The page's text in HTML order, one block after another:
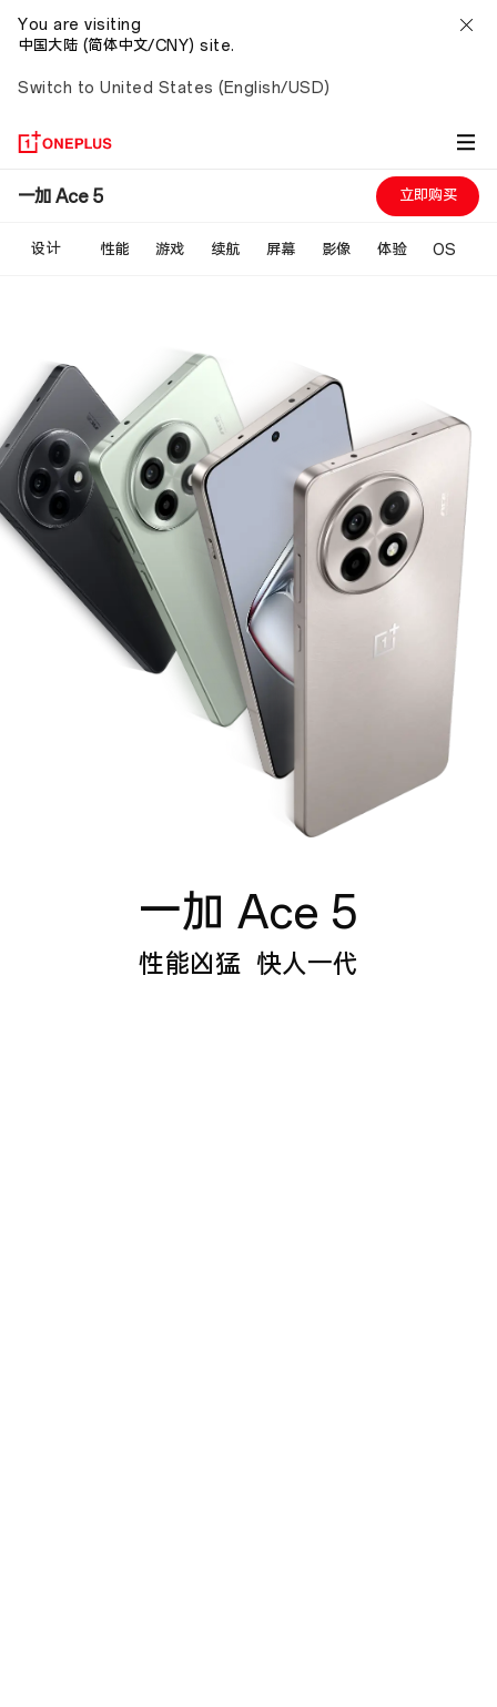
You are visiting
中国大陆 (简体中文/CNY) site.
Switch to United States (English/USD)
一
加
性
能
凶
猛
一加 Ace 5 立即购买
设计 性能 游戏 续航 屏幕 影像 体验 OS
一加 Ace 5
性能凶猛 快人一代